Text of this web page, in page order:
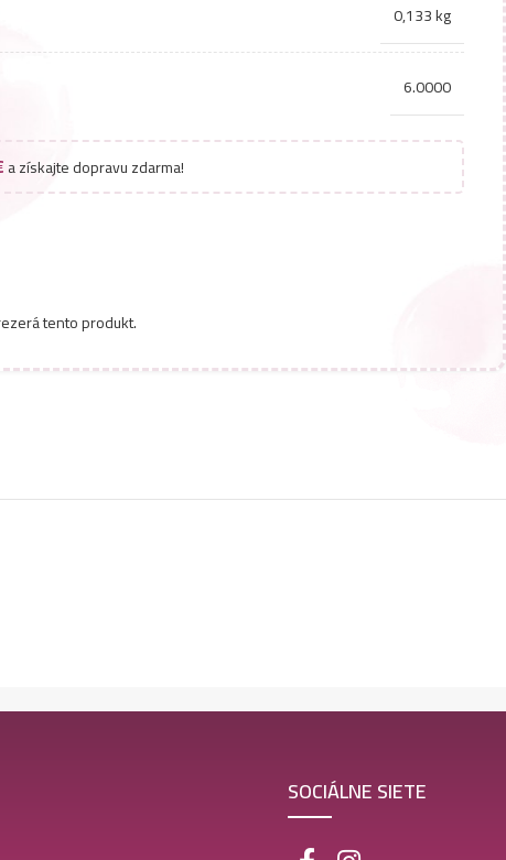
0,133 kg
6.0000
a získajte dopravu zdarma!
tento produkt.
SOCIÁLNE SIETE